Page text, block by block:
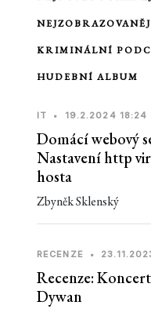
KRIMINÁLNÍ
HUDEBNÍ ALBUM
IT • 19.2.2024 18:24
Domácí webový
Nastavení http
hosta
Zbyněk Sklenský
RECENZE •
Recenze:
Dywan